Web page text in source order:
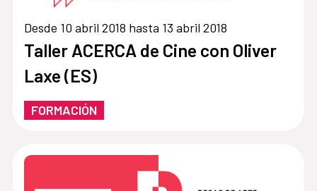
Desde 10 abril 2018 hasta 13 abril 2018
Taller ACERCA de Cine con Oliver
Laxe (ES)
FORMACIÓN